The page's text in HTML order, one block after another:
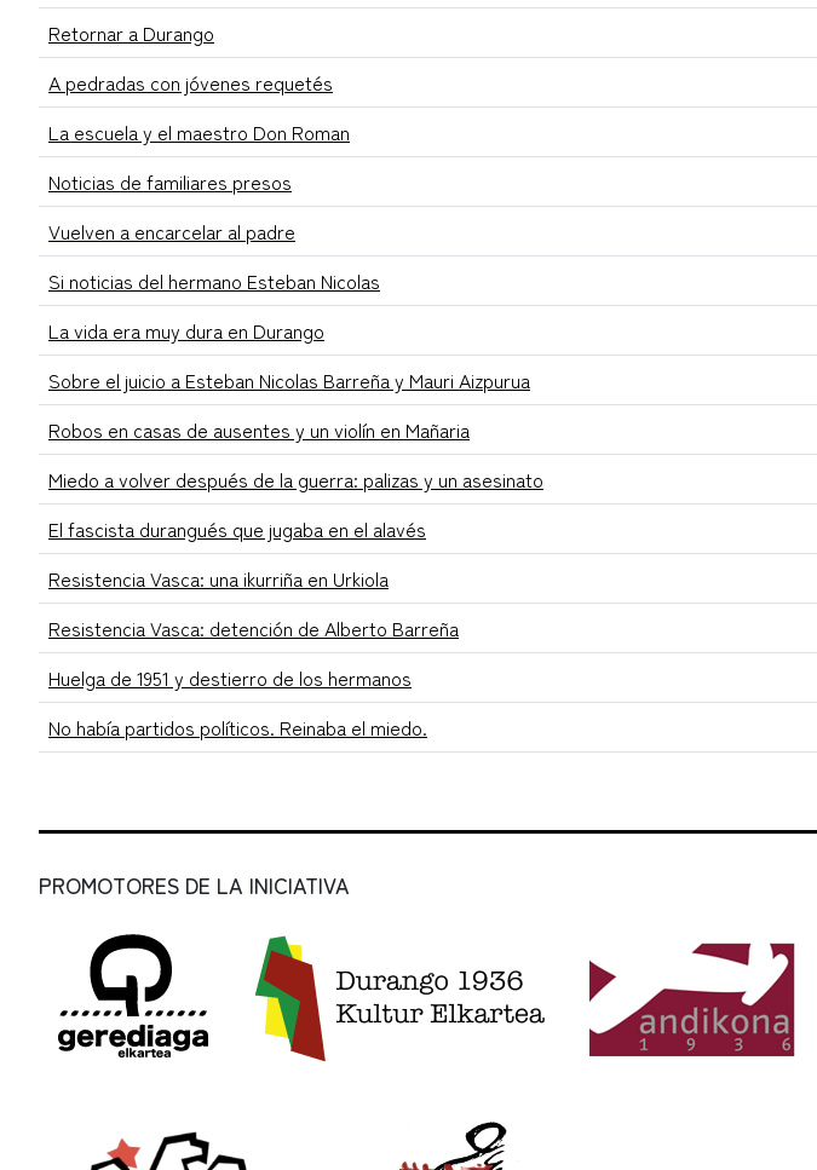
Retornar a Durango
A pedradas con jóvenes requetés
La escuela y el maestro Don Roman
Noticias de familiares presos
Vuelven a encarcelar al padre
Si noticias del hermano Esteban Nicolas
La vida era muy dura en Durango
Sobre el juicio a Esteban Nicolas Barreña y Mauri Aizpurua
Robos en casas de ausentes y un violín en Mañaria
Miedo a volver después de la guerra: palizas y un asesinato
El fascista durangués que jugaba en el alavés
Resistencia Vasca: una ikurriña en Urkiola
Resistencia Vasca: detención de Alberto Barreña
Huelga de 1951 y destierro de los hermanos
No había partidos políticos. Reinaba el miedo.
PROMOTORES DE LA INICIATIVA